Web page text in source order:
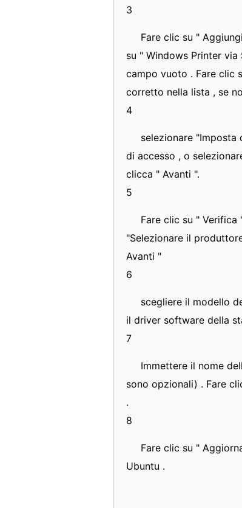
3
Fare clic su "
su " Windows Printer via
campo vuoto . Fare clic
corretto nella lista , se
4
selezionare "Imposta
di accesso , o
clicca " Avanti ".
5
Fare clic su " Verifica
"Selezionare il
Avanti "
6
scegliere il modello
il driver software della
7
Immettere il nome
sono opzionali) . Fare
.
8
Fare clic su "
Ubuntu .